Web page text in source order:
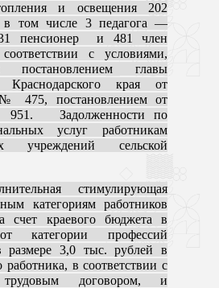
и освещения 202
в том числе 3 педагога —
31 пенсионер и 481 член
с условиями,
постановлением главы
Краснодарского края от
№ 475, постановлением от
951. Задолженности по
услуг работникам
учреждений сельской
стимулирующая
категориям работников
счет краевого бюджета в
категории профессий
размере 3,0 тыс. рублей в
работника, в соответствии с
трудовым договором, и